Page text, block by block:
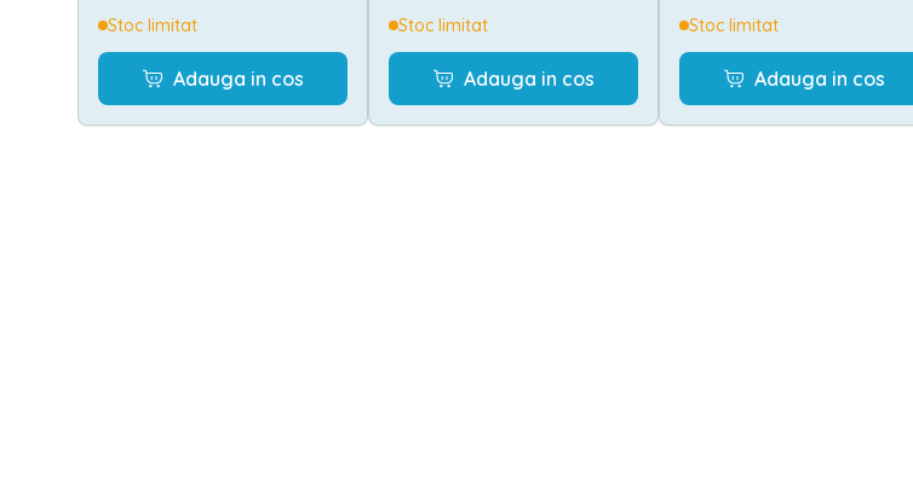
inclusa, Grey
Stoc limitat
Adauga in cos
Stoc limitat
Adauga in cos
Stoc limitat
Adauga in cos